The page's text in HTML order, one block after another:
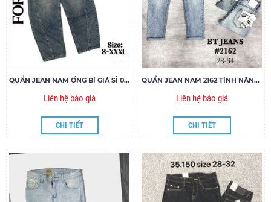
QUẦN JEAN NAM ỐNG BÍ GIÁ SỈ 001
Liên hệ báo giá
CHI TIẾT
QUẦN JEAN NAM 2162 TÍNH NĂNG LÀM MÁT COOLMAX
Liên hệ báo giá
CHI TIẾT